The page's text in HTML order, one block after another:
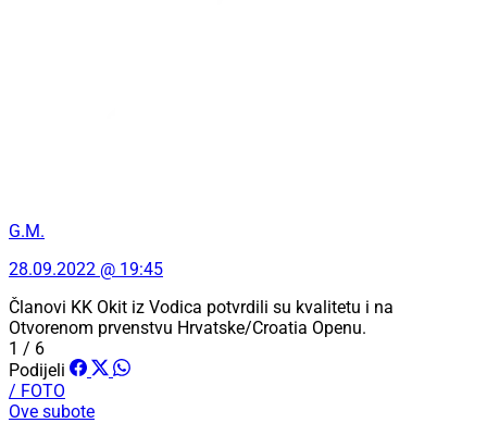
G.M.
28.09.2022 @ 19:45
Članovi KK Okit iz Vodica potvrdili su kvalitetu i na
Otvorenom prvenstvu Hrvatske/Croatia Openu.
1 / 6
Podijeli
/ FOTO
Ove subote